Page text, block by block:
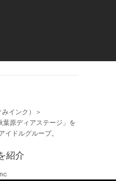
インク）＞
原ディアステージ」を
イドルグループ。
紹介